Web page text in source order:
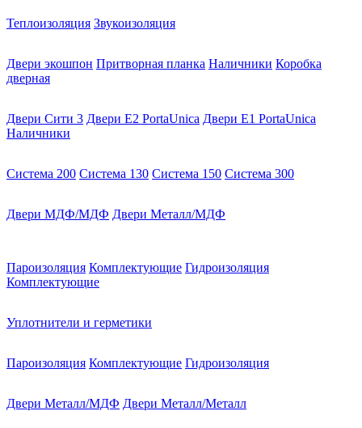
Теплоизоляция Звукоизоляция
Двери экошпон Притворная планка Наличники Коробка
дверная
Двери Сити 3 Двери E2 PortaUnica Двери E1 PortaUnica
Наличники
Система 200 Система 130 Система 150 Система 300
Двери МДФ/МДФ Двери Металл/МДФ
Пароизоляция Комплектующие Гидроизоляция
Комплектующие
Уплотнители и герметики
Пароизоляция Комплектующие Гидроизоляция
Двери Металл/МДФ Двери Металл/Металл